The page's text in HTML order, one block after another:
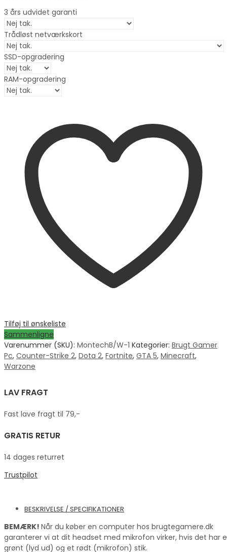
3 års udvidet garanti
Trådløst netværkskort
SSD-opgradering
RAM-opgradering
Tilføj til ønskeliste
Sammenligne
Varenummer (SKU): MontechB/W-1 Kategorier: Brugt Gamer
Pc, Counter-Strike 2, Dota 2, Fortnite, GTA 5, Minecraft,
Warzone
LAV FRAGT
Fast lave fragt til 79,-
GRATIS RETUR
14 dages returret
Trustpilot
BESKRIVELSE / SPECIFIKATIONER
BEMÆRK! Når du køber en computer hos brugtegamere.dk
garanterer vi at dit headset med mikrofon virker, hvis det har
grønt (lyd ud) og et rødt (mikrofon) stik.